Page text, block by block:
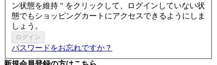
ン状態を維持 " をクリックして、ログインしていない状
態でもショッピングカートにアクセスできるようにしま
しょう。
ログイン
パスワードをお忘れですか？